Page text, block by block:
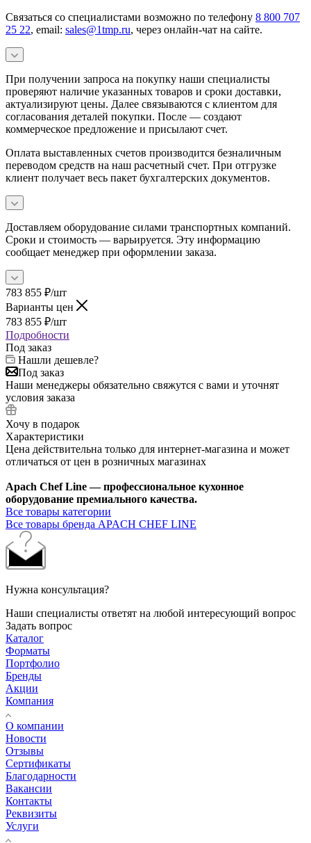
Связаться со специалистами возможно по телефону 8 800 707
25 22, email: sales@1tmp.ru, через онлайн-чат на сайте.
При получении запроса на покупку наши специалисты
проверяют наличие указанных товаров и сроки доставки,
актуализируют цены. Далее связываются с клиентом для
согласования деталей покупки. После — создают
коммерческое предложение и присылают счет.
Оплата выставленных счетов производится безналичным
переводом средств на наш расчетный счет. При отгрузке
клиент получает весь пакет бухгалтерских документов.
Доставляем оборудование силами транспортных компаний.
Сроки и стоимость — варьируется. Эту информацию
сообщает менеджер при оформлении заказа.
783 855 ₽/шт
Варианты цен
783 855 ₽/шт
Подробности
Под заказ
Нашли дешевле?
Под заказ
Наши менеджеры обязательно свяжутся с вами и уточнят
условия заказа
Хочу в подарок
Характеристики
Цена действительна только для интернет-магазина и может
отличаться от цен в розничных магазинах
Apach Chef Line — профессиональное кухонное
оборудование премиального качества.
Все товары категории
Все товары бренда APACH CHEF LINE
Нужна консультация?
Наши специалисты ответят на любой интересующий вопрос
Задать вопрос
Каталог
Форматы
Портфолио
Бренды
Акции
Компания
О компании
Новости
Отзывы
Сертификаты
Благодарности
Вакансии
Контакты
Реквизиты
Услуги